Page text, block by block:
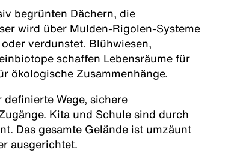
begrünten Dächern, die
wird über Mulden-Rigolen-Systeme
verdunstet. Blühwiesen,
schaffen Lebensräume für
ökologische Zusammenhänge.
Wege, sichere
Kita und Schule sind durch
Das gesamte Gelände ist umzäunt
ausgerichtet.